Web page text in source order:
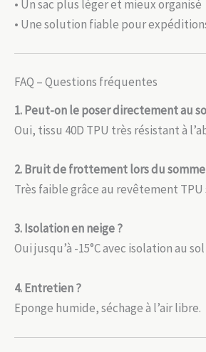
• Un sac plus léger et mieux organisé
• Une solution fiable pour
FAQ – Questions fréquentes
1. Peut-on le poser directement au
Oui, tissu 40D TPU très résistant à
2. Bruit de frottement lors du
Très faible grâce au revêtement TPU
3. Isolation en neige ?
Oui jusqu’à -15°C avec isolation au sol
4. Entretien ?
Eponge humide, séchage à l’air libre.